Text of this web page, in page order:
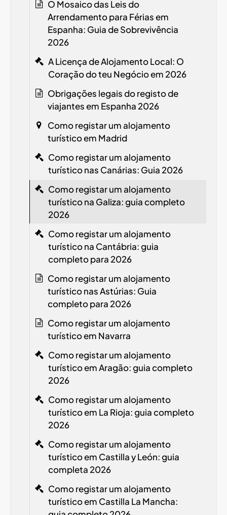
O Mosaico das Leis do
Arrendamento para Férias em
Espanha: Guia de Sobrevivência
2026
A Licença de Alojamento Local: O
Coração do teu Negócio em 2026
Obrigações legais do registo de
viajantes em Espanha 2026
Como registar um alojamento
turístico em Madrid
Como registar um alojamento
turístico nas Canárias: Guia 2026
Como registar um alojamento
turístico na Galiza: guia completo
2026
Como registar um alojamento
turístico na Cantábria: guia
completo para 2026
Como registar um alojamento
turístico nas Astúrias: Guia
completo para 2026
Como registar um alojamento
turístico em Navarra
Como registar um alojamento
turístico em Aragão: guia completo
2026
Como registar um alojamento
turístico em La Rioja: guia completo
2026
Como registar um alojamento
turístico em Castilla y León: guia
completa 2026
Como registar um alojamento
turístico em Castilla La Mancha: